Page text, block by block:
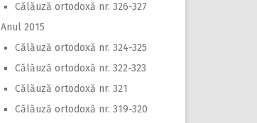
Călăuză ortodoxă nr. 326-327
Anul 2015
Călăuză ortodoxă nr. 324-325
Călăuză ortodoxă nr. 322-323
Călăuză ortodoxă nr. 321
Călăuză ortodoxă nr. 319-320